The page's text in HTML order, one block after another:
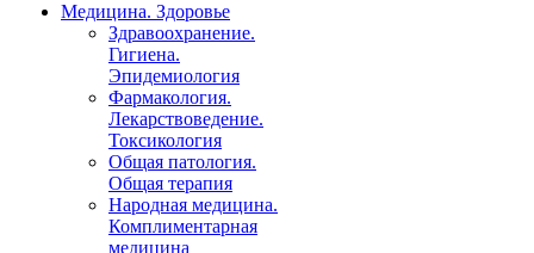
Медицина. Здоровье
Здравоохранение.
Гигиена.
Эпидемиология
Фармакология.
Лекарствоведение.
Токсикология
Общая патология.
Общая терапия
Народная медицина.
Комплиментарная
медицина